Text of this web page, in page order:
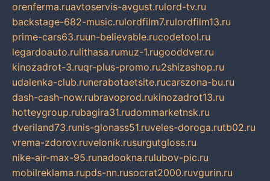
orenferma.ruavtoservis-avgust.rulord-tv.ru
backstage-682-music.rulordfilm7.rulordfilm13.ru
prime-cars63.ruun-believable.rucodetool.ru
legardoauto.rulithasa.rumuz-1.rugooddver.ru
kinozadrot-3.ruqr-plus-promo.ru2shizashop.ru
udalenka-club.runerabotaetsite.rucarszona-bu.ru
dash-cash-now.rubravoprod.rukinozadrot13.ru
hotteygroup.rubagira31.rudommarketnsk.ru
dveriland73.runis-glonass51.ruveles-doroga.rutb02.ru
vrema-zdorov.ruvelonik.rusurgutgloss.ru
nike-air-max-95.runadookna.rulubov-pic.ru
mobilreklama.rupds-nn.rusocrat2000.ruvgurin.ru